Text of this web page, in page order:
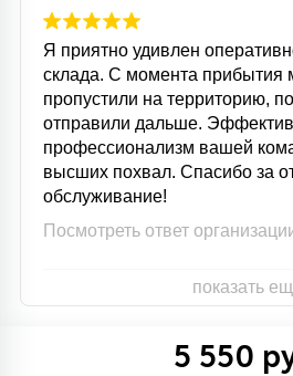
Я приятно удивлен
склада. С момента прибытия
пропустили на территорию,
отправили дальше.
профессионализм вашей
высших похвал. Спасибо за
обслуживание!
Посмотреть ответ
показать
5 550